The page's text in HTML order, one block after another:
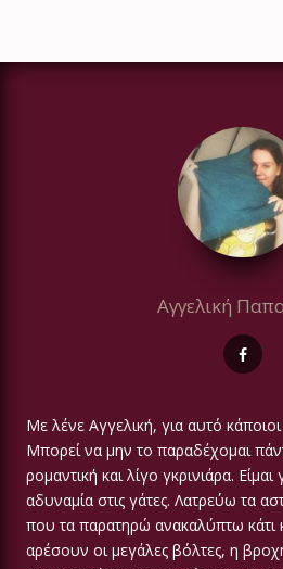
Αγγελική
Με λένε Αγγελική, για αυτό
Μπορεί να μην το παραδέχομαι
ρομαντική και λίγο γκρινιάρα.
αδυναμία στις γάτες. Λατρεύω τα
που τα παρατηρώ ανακαλύπτω κάτι
αρέσουν οι μεγάλες βόλτες, η βροχή